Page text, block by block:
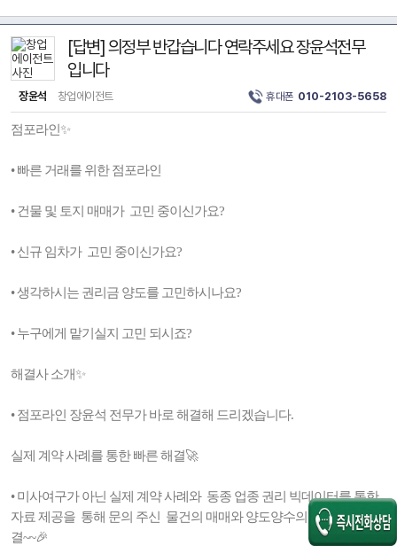
[답변] 의정부 반갑습니다 연락주세요 장윤석전무
입니다
장윤석 창업에이전트 휴대폰 010-2103-5658
점포라인✨
• 빠른 거래를 위한 점포라인
• 건물 및 토지 매매가 고민 중이신가요?
• 신규 임차가 고민 중이신가요?
• 생각하시는 권리금 양도를 고민하시나요?
• 누구에게 맡기실지 고민 되시죠?
해결사 소개✨
• 점포라인 장윤석 전무가 바로 해결해 드리겠습니다.
실제 계약 사례를 통한 빠른 해결🚀
• 미사여구가 아닌 실제 계약 사례와 동종 업종 권리 빅데이터를 통한
자료 제공을 통해 문의 주신 물건의 매매와 양도양수의 빠른 고민 해
결~~🎉